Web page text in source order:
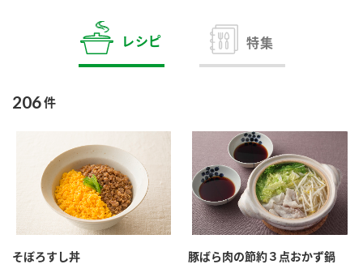
商品カテゴリ
お酢ドリンク ぽん酢
みりん風・料理酒 鍋用調味料
ブランド・スペシャルサイト
ブランド・スペシャルサイト トップ
商品ブランドサイト
企業情報
レシピ 特集
206件
そぼろすし丼 豚ばら肉の節約３点おかず鍋